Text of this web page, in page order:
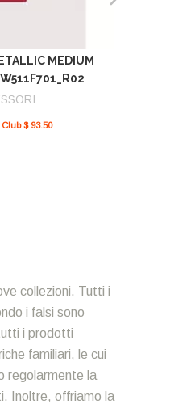
MEDIUM
Club $ 93.50
collezioni. Tutti i
i falsi sono
i prodotti
familiari, le cui
regolarmente la
Inoltre, offriamo la